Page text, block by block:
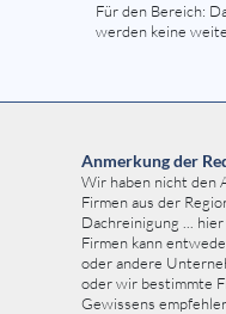
Für den Bereich:
werden keine
Anmerkung der
Wir haben nicht den
Firmen aus der
Dachreinigung ...
Firmen kann
oder andere
oder wir bestimmte
Gewissens